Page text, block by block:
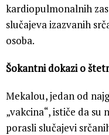
kardiopulmonalnih
slučajeva izazvanih
osoba.
Šokantni dokazi o
Mekalou, jedan od
„vakcina“, ističe da
porasli slučajevi